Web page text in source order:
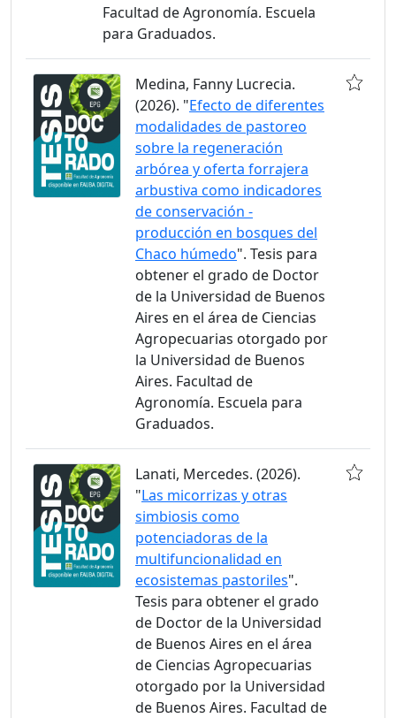
Facultad de Agronomía. Escuela
para Graduados.
Medina, Fanny Lucrecia.
(2026). "Efecto de diferentes
modalidades de pastoreo
sobre la regeneración
arbórea y oferta forrajera
arbustiva como indicadores
de conservación -
producción en bosques del
Chaco húmedo". Tesis para
obtener el grado de Doctor
de la Universidad de Buenos
Aires en el área de Ciencias
Agropecuarias otorgado por
la Universidad de Buenos
Aires. Facultad de
Agronomía. Escuela para
Graduados.
Lanati, Mercedes. (2026).
"Las micorrizas y otras
simbiosis como
potenciadoras de la
multifuncionalidad en
ecosistemas pastoriles".
Tesis para obtener el grado
de Doctor de la Universidad
de Buenos Aires en el área
de Ciencias Agropecuarias
otorgado por la Universidad
de Buenos Aires. Facultad de